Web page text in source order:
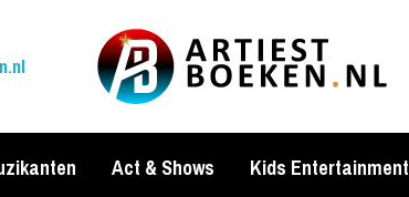
Act & Shows Kids Entertainment